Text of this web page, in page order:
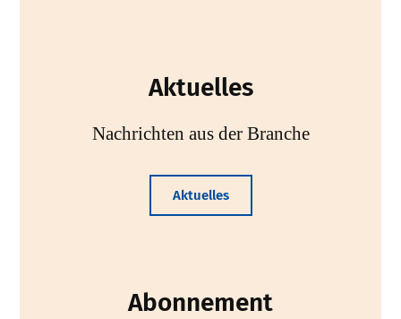
Aktuelles
Nachrichten aus der Branche
Aktuelles
Abonnement